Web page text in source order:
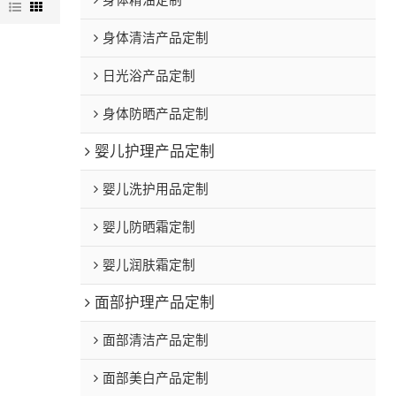
身体清洁产品定制
日光浴产品定制
身体防晒产品定制
婴儿护理产品定制
婴儿洗护用品定制
婴儿防晒霜定制
婴儿润肤霜定制
面部护理产品定制
面部清洁产品定制
面部美白产品定制